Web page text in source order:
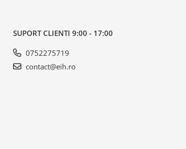
SUPORT CLIENTI 9:00 - 17:00
0752275719
contact@eih.ro